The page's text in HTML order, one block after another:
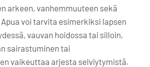
arkeen, vanhemmuuteen sekä
voi tarvita esimerkiksi lapsen
vauvan hoidossa tai silloin,
sairastuminen tai
vaikeuttaa arjesta selviytymistä.